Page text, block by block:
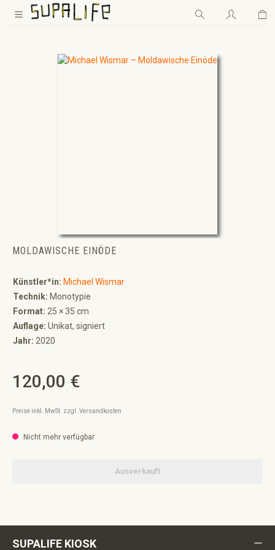
Zum Hauptinhalt springen
MOLDAWISCHE EINÖDE
Künstler*in: Michael Wismar
Technik: Monotypie
Format: 25 × 35 cm
Auflage: Unikat, signiert
Jahr: 2020
Regulärer Preis:
120,00 €
Preise inkl. MwSt. zzgl. Versandkosten
Nicht mehr verfügbar
Ausverkauft
SUPALIFE KIOSK